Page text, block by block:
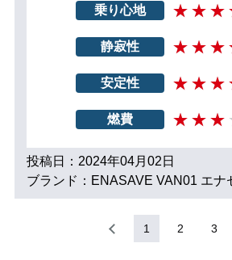
乗り心地
静寂性
安定性
燃費
投稿日：2024年04月02日
ブランド：ENASAVE VAN01 エナ
1 2 3